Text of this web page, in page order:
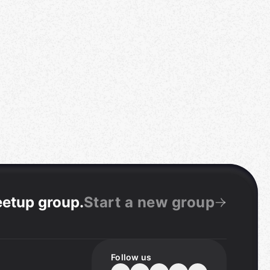
group.Start a new group
Follow us